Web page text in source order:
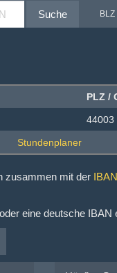
Suche
PLZ /
44003
zusammen mit der IBAN
eine deutsche